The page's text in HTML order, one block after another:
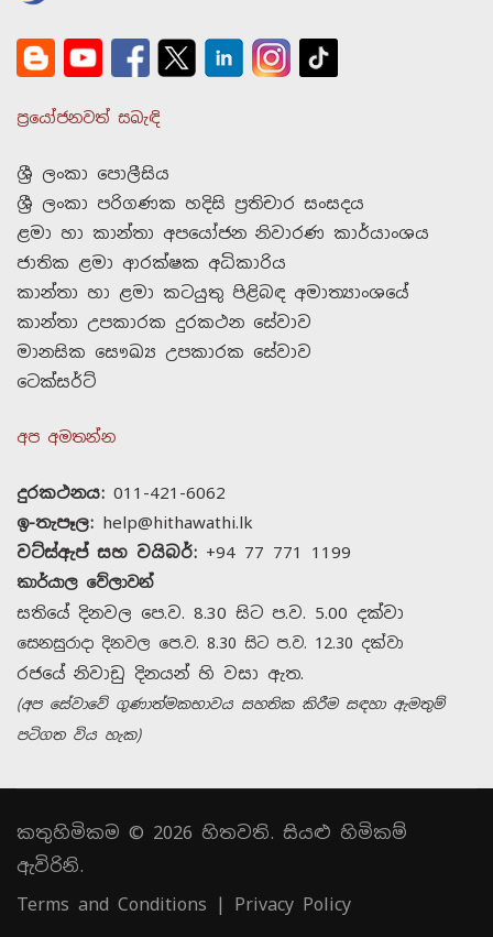
ප්‍රයෝජනවත් සබැඳි
ශ්‍රී ලංකා පොලීසිය
ශ්‍රී ලංකා පරිගණක හදිසි ප්‍රතිචාර සංසදය
ළමා හා කාන්තා අපයෝජන නිවාරණ කාර්යාංශය
ජාතික ළමා ආරක්ෂක අධිකාරිය
කාන්තා හා ළමා කටයුතු පිළිබඳ අමාත්‍යාංශයේ
කාන්තා උපකාරක දුරකථන සේවාව
මානසික සෞඛ්‍ය උපකාරක සේවාව
ටෙක්සර්ට්
අප අමතන්න
දුරකථනය: 011-421-6062
ඉ-තැපෑල: help@hithawathi.lk
වට්ස්ඇප් සහ වයිබර්: +94 77 771 1199
කාර්යාල වේලාවන්
සතියේ දිනවල පෙ.ව. 8.30 සිට ප.ව. 5.00 දක්වා
සෙනසුරාදා දිනවල පෙ.ව. 8.30 සිට ප.ව. 12.30 දක්වා
රජයේ නිවාඩු දිනයන් හි වසා ඇත.
(අප සේවාවේ ගුණාත්මකභාවය සහතික කිරීම සඳහා ඇමතුම්
පටිගත විය හැක)
කතුහිමිකම © 2026 හිතවති. සියළු හිමිකම්
ඇවිරිනි.
Terms and Conditions | Privacy Policy